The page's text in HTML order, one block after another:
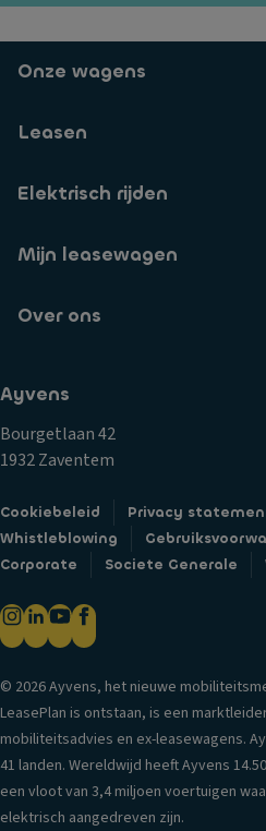
er
li
c
n
a
n
d
ic
h
t
e
n
tr
al
e
d
e
ur
v
er
g
re
V
e
n
ti
s
st
m
i
a
a
e
g
el
in
g
ui
t
e
n
s
pi
c
o
tr
e
er
si
in
r
m
a
e
U
it
st
in
k
o
e
ts
w
Onze wagens
Leasen
Elektrisch rijden
Mijn leasewagen
Over ons
Ayvens
Bourgetlaan 42
1932 Zaventem
Cookiebeleid Privacy
Whistleblowing
Corporate
Societe Generale
© 2026 Ayvens, het nieuwe
LeasePlan is ontstaan, is een
mobiliteitsadvies en ex-leasewagens.
41 landen. Wereldwijd heeft Ayvens
een vloot van 3,4 miljoen voertuigen
elektrisch aangedreven zijn.